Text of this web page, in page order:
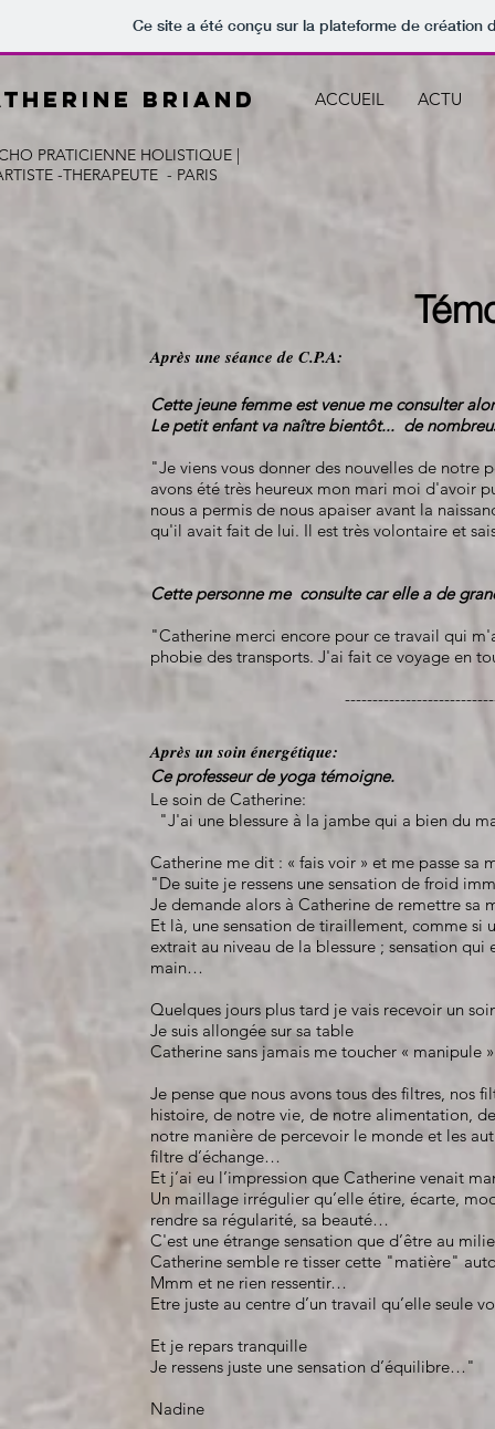
Ce site a été conçu sur la plateforme de création
ACCUEIL ACTU
BRIAND
PRATICIENNE HOLISTIQUE |
-THERAPEUTE - PARIS
Après une séance de C.P.A:
Cette jeune femme est venue me consulter
Le petit enfant va naître bientôt... de
"Je viens vous donner des nouvelles de notre
avons été très heureux mon mari moi d'avoir
nous a permis de nous apaiser avant la
qu'il avait fait de lui. Il est très volontaire et
Cette personne me consulte car elle a de
"Catherine merci encore pour ce travail qui
phobie des transports. J'ai fait ce voyage en
Après un soin énergétique:
Ce professeur de yoga témoigne.
Le soin de Catherine:
"J'ai une blessure à la jambe qui a bien du
Catherine me dit : « fais voir » et me passe sa
"De suite je ressens une sensation de froid
Je demande alors à Catherine de remettre sa
Et là, une sensation de tiraillement, comme
extrait au niveau de la blessure ; sensation
main…
Quelques jours plus tard je vais recevoir un
Je suis allongée sur sa table
Catherine sans jamais me toucher « manipule
Je pense que nous avons tous des filtres, nos
histoire, de notre vie, de notre alimentation,
notre manière de percevoir le monde et les
filtre d’échange…
Et j’ai eu l’impression que Catherine venait
Un maillage irrégulier qu’elle étire, écarte,
rendre sa régularité, sa beauté…
C'est une étrange sensation que d’être au
Catherine semble re tisser cette "matière"
Mmm et ne rien ressentir…
Etre juste au centre d’un travail qu’elle seule
Et je repars tranquille
Je ressens juste une sensation d’équilibre…"
Nadine